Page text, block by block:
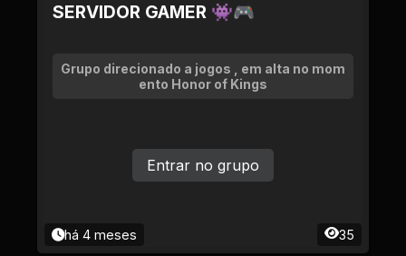
SERVIDOR GAMER 👾🎮
Grupo direcionado a jogos , em alta no mom
ento Honor of Kings
há 4 meses 35
Entrar no grupo